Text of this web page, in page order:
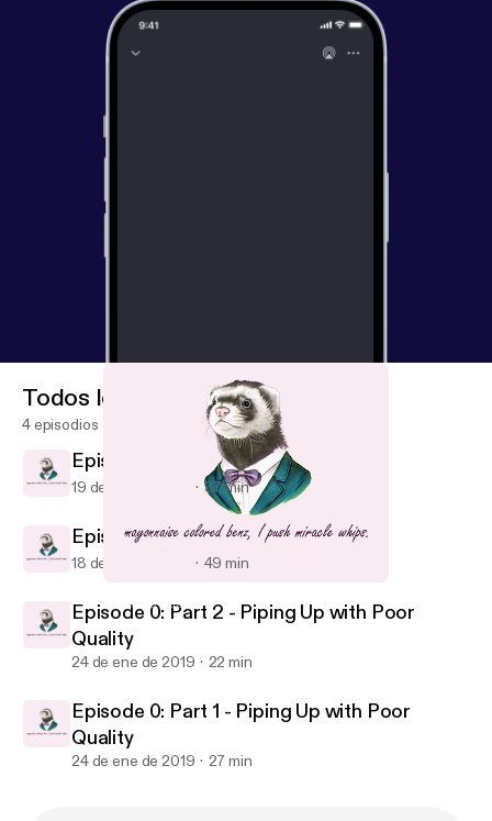
No Soap Radio
Todos los episodios
4 episodios
Episode 1: Sides and All
19 de feb de 2019 37 min
Episode 1: Return of the Sauce
18 de feb de 2019 49 min
Episode 0: Part 2 - Piping Up with Poor
Quality
24 de ene de 2019 22 min
Episode 0: Part 1 - Piping Up with Poor
Quality
24 de ene de 2019 27 min